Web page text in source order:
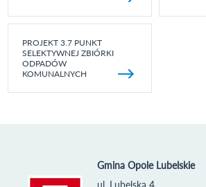
PROJEKT 3.7 PUNKT
SELEKTYWNEJ ZBIÓRKI
ODPADÓW
KOMUNALNYCH
Gmina Opole Lubelskie
ul. Lubelska 4